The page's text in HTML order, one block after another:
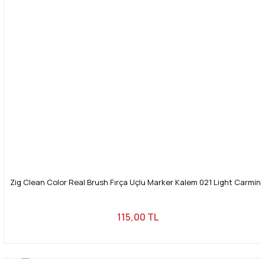
Zig Clean Color Real Brush Fırça Uçlu Marker Kalem 021 Light Carmine
115,00 TL